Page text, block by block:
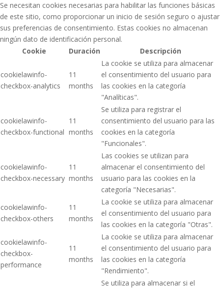
Se necesitan cookies necesarias para habilitar las funciones básicas
de este sitio, como proporcionar un inicio de sesión seguro o ajustar
sus preferencias de consentimiento. Estas cookies no almacenan
ningún dato de identificación personal.
Cookie
Duración Descripción
cookielawinfo-
checkbox-analytics
11
months
La cookie se utiliza para almacenar
el consentimiento del usuario para
las cookies en la categoría
"Analíticas".
cookielawinfo-
checkbox-functional
11
months
Se utiliza para registrar el
consentimiento del usuario para las
cookies en la categoría
"Funcionales".
cookielawinfo-
checkbox-necessary
11
months
Las cookies se utilizan para
almacenar el consentimiento del
usuario para las cookies en la
categoría "Necesarias".
cookielawinfo-
checkbox-others
11
months
La cookie se utiliza para almacenar
el consentimiento del usuario para
las cookies en la categoría "Otras".
cookielawinfo-
checkbox-
performance
11
months
La cookie se utiliza para almacenar
el consentimiento del usuario para
las cookies en la categoría
"Rendimiento".
Se utiliza para almacenar si el